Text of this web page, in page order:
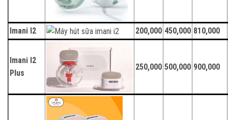
Imani I2 200,000 450,000 810,000
Imani I2
Plus
250,000 500,000 900,000